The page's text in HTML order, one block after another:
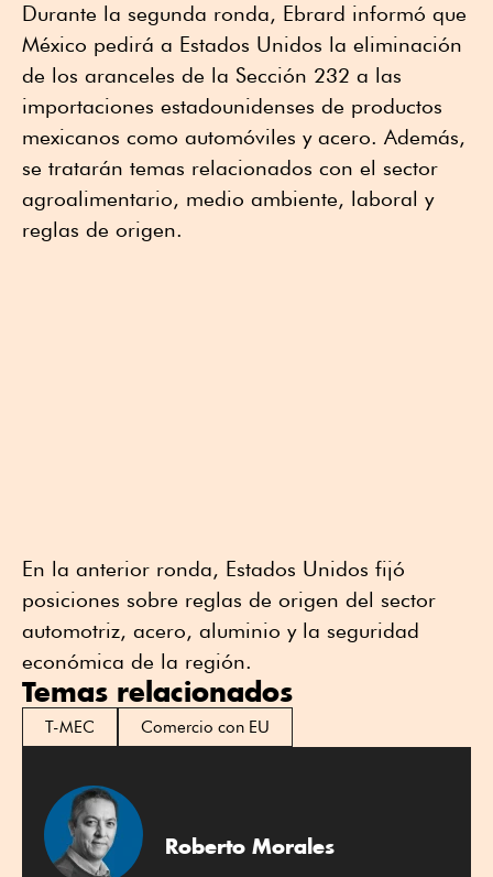
Durante la segunda ronda, Ebrard informó que
México pedirá a Estados Unidos la eliminación
de los aranceles de la Sección 232 a las
importaciones estadounidenses de productos
mexicanos como automóviles y acero. Además,
se tratarán temas relacionados con el sector
agroalimentario, medio ambiente, laboral y
reglas de origen.
En la anterior ronda, Estados Unidos fijó
posiciones sobre reglas de origen del sector
automotriz, acero, aluminio y la seguridad
económica de la región.
Temas relacionados
T-MEC Comercio con EU
Roberto Morales